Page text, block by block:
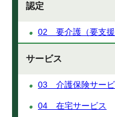
認定
02 要介護（要支援
サービス
03 介護保険サービ
04 在宅サービス